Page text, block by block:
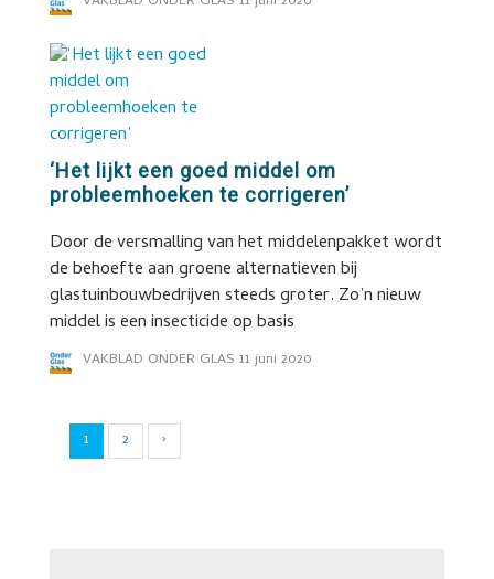
‘Het lijkt een goed middel om
probleemhoeken te corrigeren’
Door de versmalling van het middelenpakket wordt
de behoefte aan groene alternatieven bij
glastuinbouwbedrijven steeds groter. Zo’n nieuw
middel is een insecticide op basis
VAKBLAD ONDER GLAS 11 juni 2020
1 2 ›